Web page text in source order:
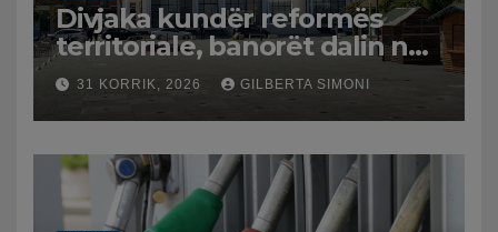
Divjaka kundër reformës
territoriale, banorët dalin në
protestë.
31 KORRIK, 2026 GILBERTA SIMONI